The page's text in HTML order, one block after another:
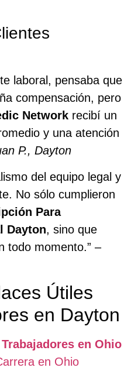
laboral, pensaba que
compensación, pero
Network recibí un
y una atención
P., Dayton
del equipo legal y
No sólo cumplieron
Para
Dayton, sino que
todo momento.” –
Útiles
en Dayton
en Ohio
en Ohio